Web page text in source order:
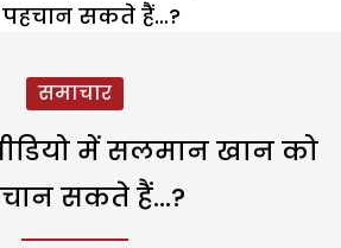
सकते हैं…?
समाचार
में सलमान खान को
सकते हैं…?